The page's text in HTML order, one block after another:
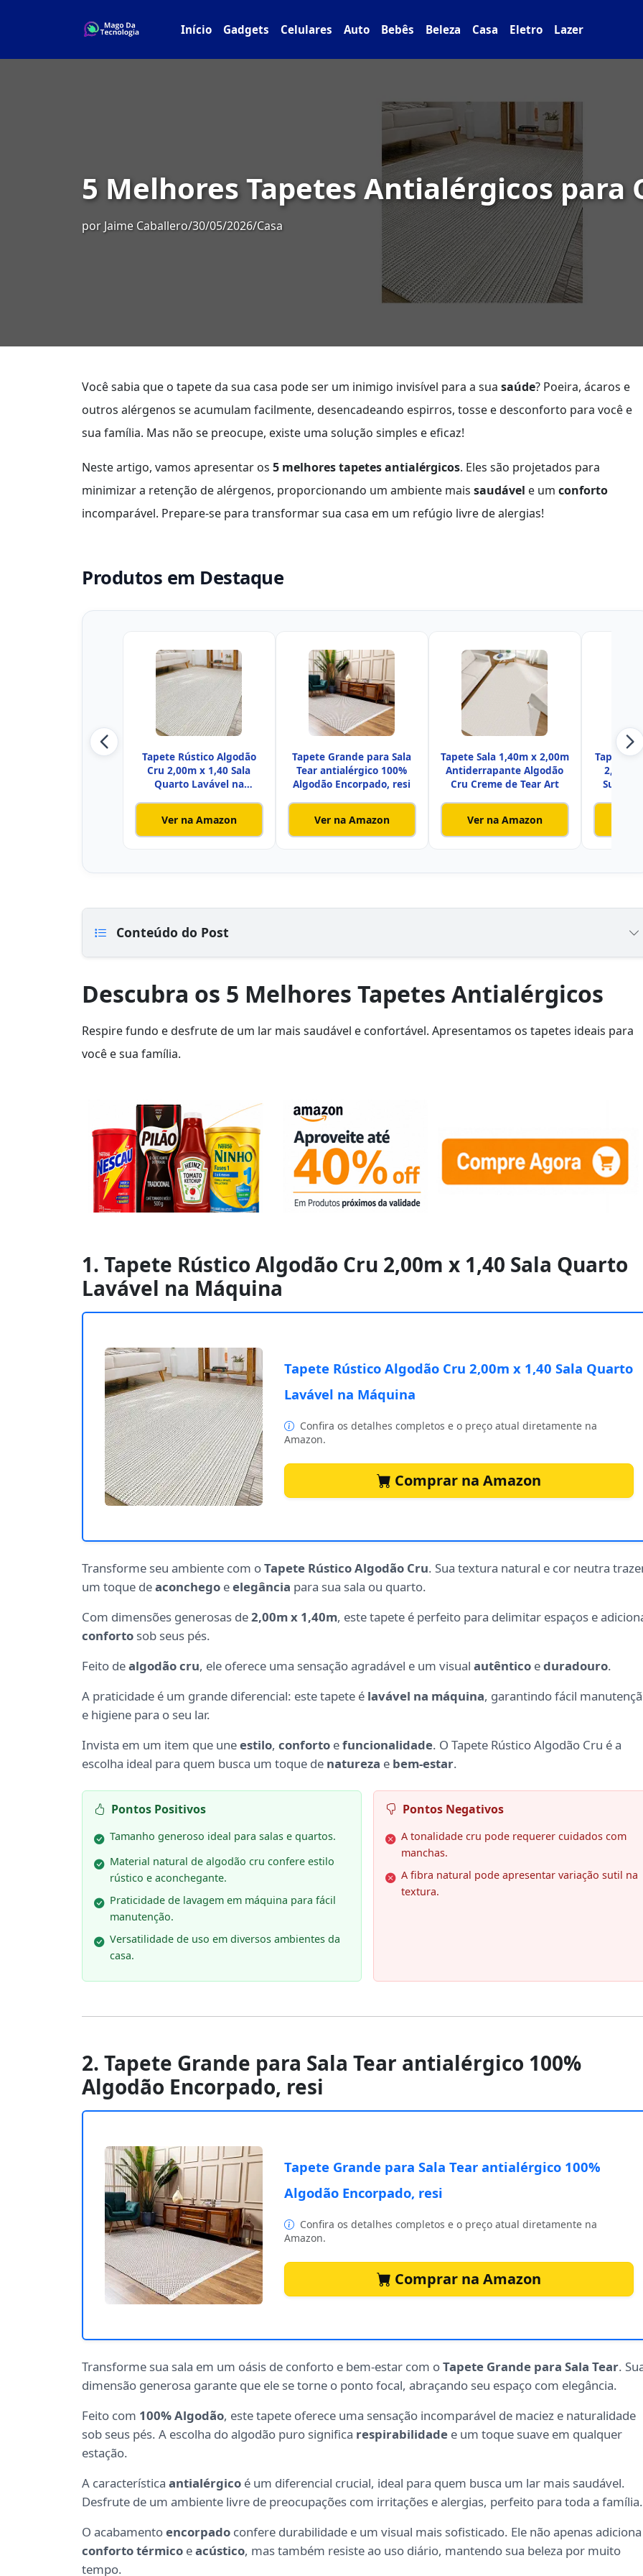
Início Gadgets Celulares Auto Bebês Beleza Casa Eletro Lazer
5 Melhores Tapetes Antialérgicos para
por Jaime Caballero/30/05/2026/Casa
Você sabia que o tapete da sua casa pode ser um inimigo invisível para a sua saúde? Poeira, ácaros e
outros alérgenos se acumulam facilmente, desencadeando espirros, tosse e desconforto para você e
sua família. Mas não se preocupe, existe uma solução simples e eficaz!
Neste artigo, vamos apresentar os 5 melhores tapetes antialérgicos. Eles são projetados para
minimizar a retenção de alérgenos, proporcionando um ambiente mais saudável e um conforto
incomparável. Prepare-se para transformar sua casa em um refúgio livre de alergias!
Produtos em Destaque
Tapete Rústico Algodão
Cru 2,00m x 1,40 Sala
Quarto Lavável na
Ver na Amazon
Tapete Grande para Sala
Tear antialérgico 100%
Algodão Encorpado, resi
Ver na Amazon
Tapete Sala 1,40m x 2,00m
Antiderrapante Algodão
Cru Creme de Tear Art
Ver na Amazon
Tapete
2,00 ×
Super
Conteúdo do Post
Descubra os 5 Melhores Tapetes Antialérgicos
Respire fundo e desfrute de um lar mais saudável e confortável. Apresentamos os tapetes ideais para
você e sua família.
1. Tapete Rústico Algodão Cru 2,00m x 1,40 Sala Quarto
Lavável na Máquina
Tapete Rústico Algodão Cru 2,00m x 1,40 Sala Quarto
Lavável na Máquina
Confira os detalhes completos e o preço atual diretamente na
Amazon.
Comprar na Amazon
Transforme seu ambiente com oTapete Rústico Algodão Cru. Sua textura natural e cor neutra
um toque deaconchego eelegância para sua sala ou quarto.
Com dimensões generosas de2,00m x 1,40m, este tapete é perfeito para delimitar espaços e
conforto sob seus pés.
Feito dealgodão cru, ele oferece uma sensação agradável e um visual autêntico eduradouro.
A praticidade é um grande diferencial: este tapete é lavável na máquina, garantindo fácil
e higiene para o seu lar.
Invista em um item que uneestilo, conforto efuncionalidade. O Tapete Rústico Algodão Cru é a
escolha ideal para quem busca um toque de natureza e bem-estar.
Pontos Positivos
Tamanho generoso ideal para salas e quartos.
Material natural de algodão cru confere estilo
rústico e aconchegante.
Praticidade de lavagem em máquina para fácil
manutenção.
Versatilidade de uso em diversos ambientes da
casa.
Pontos Negativos
A tonalidade cru pode requerer cuidados com
manchas.
A fibra natural pode apresentar variação sutil na
textura.
2. Tapete Grande para Sala Tear antialérgico 100%
Algodão Encorpado, resi
Tapete Grande para Sala Tear antialérgico 100%
Algodão Encorpado, resi
Confira os detalhes completos e o preço atual diretamente na
Amazon.
Comprar na Amazon
Transforme sua sala em um oásis de conforto e bem-estar com oTapete Grande para Sala Tear.
dimensão generosa garante que ele se torne o ponto focal, abraçando seu espaço com elegância.
Feito com 100% Algodão, este tapete oferece uma sensação incomparável de maciez e naturalidade
sob seus pés. A escolha do algodão puro significa respirabilidade e um toque suave em qualquer
estação.
A característica antialérgico é um diferencial crucial, ideal para quem busca um lar mais saudável.
Desfrute de um ambiente livre de preocupações com irritações e alergias, perfeito para toda a família.
O acabamentoencorpado confere durabilidade e um visual mais sofisticado. Ele não apenas adiciona
conforto térmico eacústico, mas também resiste ao uso diário, mantendo sua beleza por muito
tempo.